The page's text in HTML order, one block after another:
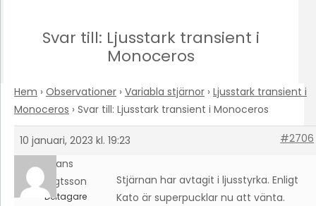
Svar till: Ljusstark transient i
Monoceros
Hem › Observationer › Variabla stjärnor › Ljusstark transient i
Monoceros › Svar till: Ljusstark transient i Monoceros
10 januari, 2023 kl. 19:23
#2706
Hans
Bengtsson
Deltagare
Stjärnan har avtagit i ljusstyrka. Enligt
Kato är superpucklar nu att vänta.